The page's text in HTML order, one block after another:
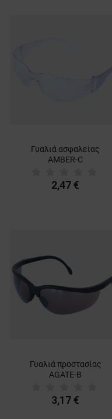
Γυαλιά ασφαλείας
AMBER-C
2,47 €
Γυαλιά προστασίας
AGATE-B
3,17 €